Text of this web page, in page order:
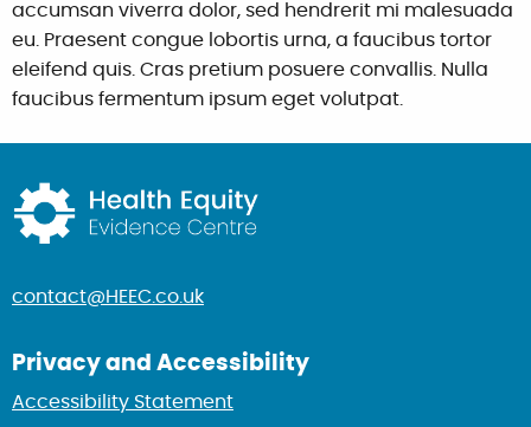
accumsan viverra dolor, sed hendrerit mi malesuada
eu. Praesent congue lobortis urna, a faucibus tortor
eleifend quis. Cras pretium posuere convallis. Nulla
faucibus fermentum ipsum eget volutpat.
contact@HEEC.co.uk
Privacy and Accessibility
Accessibility Statement